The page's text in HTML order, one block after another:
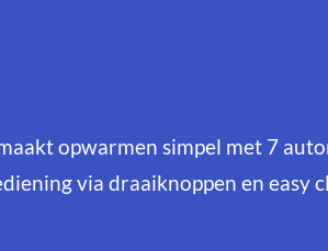
opwarmen simpel met 7
via draaiknoppen en easy